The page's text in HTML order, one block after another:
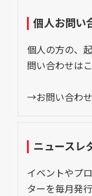
個人お問い
個人の方の、
問い合わせは
→お問い合わ
ニュースレ
イベントやプ
ターを毎月発